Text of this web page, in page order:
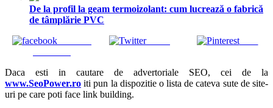
De la profil la geam termoizolant: cum lucrează o fabrică
de tâmplărie PVC
Tweet Save
Daca esti in cautare de advertoriale SEO, cei de la
www.SeoPower.ro iti pun la dispozitie o lista de cateva sute de site-
uri pe care poti face link building.